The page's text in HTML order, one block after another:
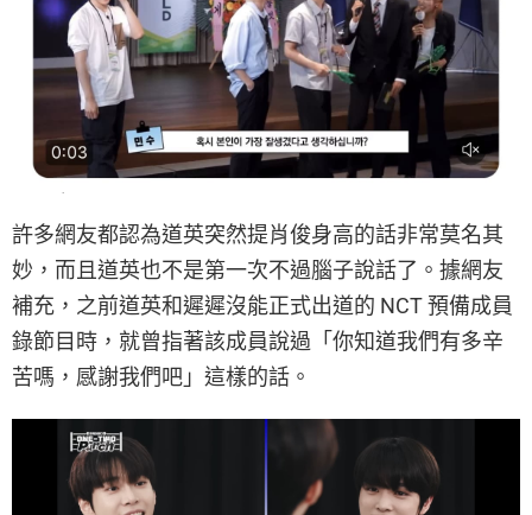
許多網友都認為道英突然提肖俊身高的話非常莫名其
妙，而且道英也不是第一次不過腦子說話了。據網友
補充，之前道英和遲遲沒能正式出道的 NCT 預備成員
錄節目時，就曾指著該成員說過「你知道我們有多辛
苦嗎，感謝我們吧」這樣的話。